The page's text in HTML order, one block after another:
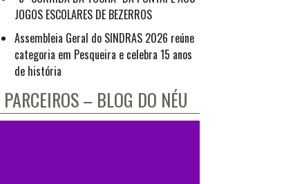
JOGOS ESCOLARES DE BEZERROS
Assembleia Geral do SINDRAS 2026 reúne
categoria em Pesqueira e celebra 15 anos
de história
PARCEIROS – BLOG DO NÉU